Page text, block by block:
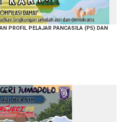
PROFIL PELAJAR PANCASILA (P5) DAN